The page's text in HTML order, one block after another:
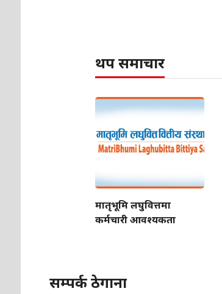
थप समाचार
मातृभूमि लघुवित्तमा
कर्मचारी आवश्यकता
सम्पर्क ठेगाना